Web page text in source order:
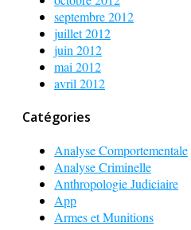
septembre 2012
juillet 2012
juin 2012
mai 2012
avril 2012
Catégories
Analyse Comportementale
Analyse Criminelle
Anthropologie Judiciaire
App
Armes et Munitions